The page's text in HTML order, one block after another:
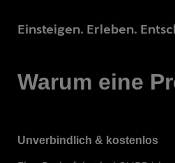
Einsteigen. Erleben.
Warum eine
Unverbindlich & kostenlos